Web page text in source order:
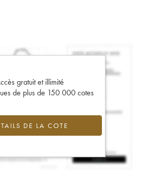
gratuit et illimité
de plus de 150 000 cotes
DE LA COTE